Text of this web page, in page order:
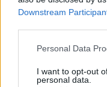
Downstream
Personal Data
I want to opt-out
personal data.
For mange er det
andre mennesker
lyder tanken bag
Masser af